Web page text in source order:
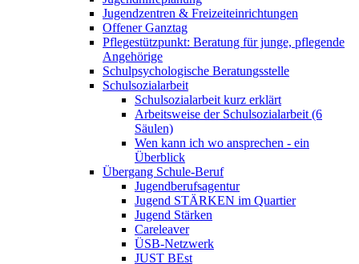
Jugendzentren & Freizeiteinrichtungen
Offener Ganztag
Pflegestützpunkt: Beratung für junge, pflegende
Angehörige
Schulpsychologische Beratungsstelle
Schulsozialarbeit
Schulsozialarbeit kurz erklärt
Arbeitsweise der Schulsozialarbeit (6
Säulen)
Wen kann ich wo ansprechen - ein
Überblick
Übergang Schule-Beruf
Jugendberufsagentur
Jugend STÄRKEN im Quartier
Jugend Stärken
Careleaver
ÜSB-Netzwerk
JUST BEst